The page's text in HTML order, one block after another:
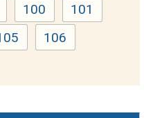
Page
100 Page
101
Page Page
106